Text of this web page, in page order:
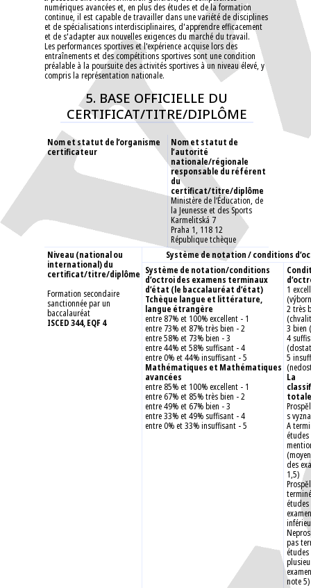
numériques avancées et, en plus des études et de la formation
continue, il est capable de travailler dans une variété de disciplines
et de spécialisations interdisciplinaires, d'apprendre efficacement
et de s'adapter aux nouvelles exigences du marché du travail.
Les performances sportives et l'expérience acquise lors des
entraînements et des compétitions sportives sont une condition
préalable à la poursuite des activités sportives à un niveau élevé, y
compris la représentation nationale.
5. BASE OFFICIELLE DU
CERTIFICAT/TITRE/DIPLÔME
Nom et statut de l’organisme
certificateur
Nom et statut de
l’autorité
nationale/régionale
responsable du référent
du
certificat/titre/diplôme
Ministère de l‘Éducation, de
la Jeunesse et des Sports
Karmelitská 7
Praha 1, 118 12
République tchèque
Niveau (national ou
international) du
certificat/titre/diplôme
Formation secondaire
sanctionnée par un
baccalauréat
ISCED 344, EQF 4
Système de notation / conditions
Système de notation/conditions
d’octroi des examens terminaux
d’état (le baccalauréat d’état)
Tchèque langue et littérature,
langue étrangère
entre 87% et 100% excellent - 1
entre 73% et 87% très bien - 2
entre 58% et 73% bien - 3
entre 44% et 58% suffisant - 4
entre 0% et 44% insuffisant - 5
Mathématiques et Mathématiques
avancées
entre 85% et 100% excellent - 1
entre 67% et 85% très bien - 2
entre 49% et 67% bien - 3
entre 33% et 49% suffisant - 4
entre 0% et 33% insuffisant - 5
1
2 très
3 bien
4
5
La
Prospěl
s
A
études
des
1,5)
pas
note 5)